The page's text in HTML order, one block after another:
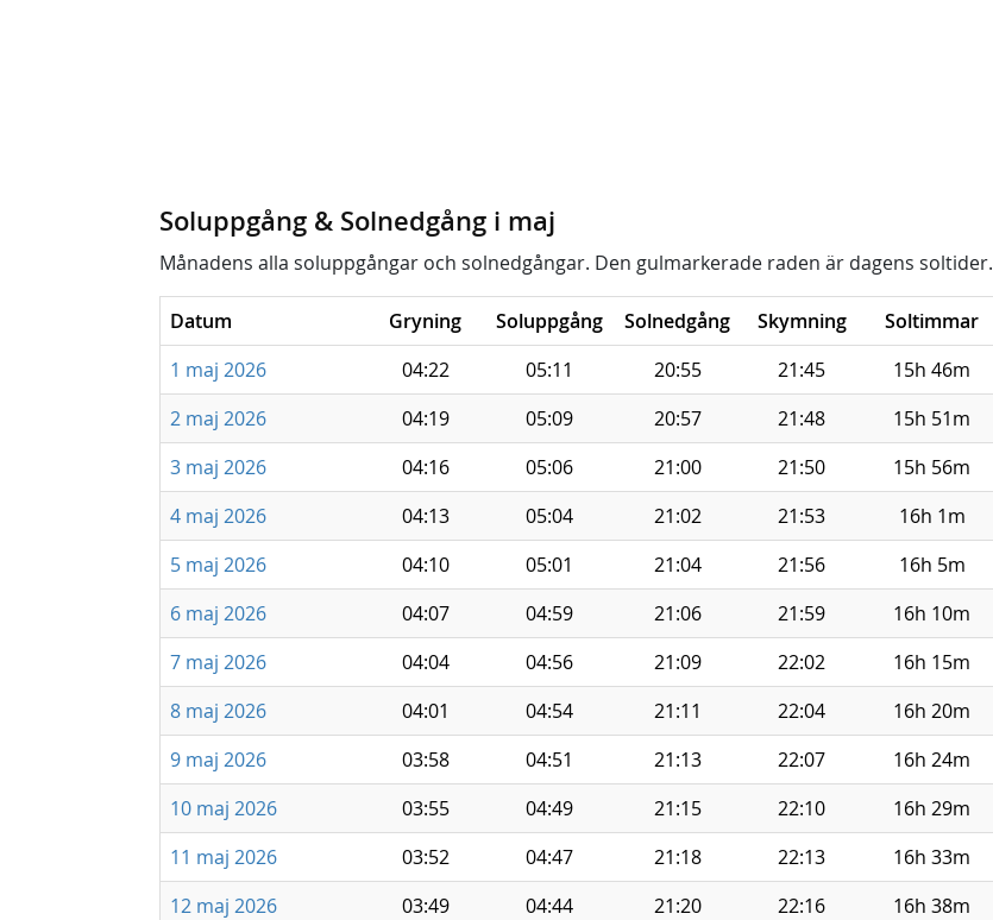
Soluppgång & Solnedgång i maj
Månadens alla soluppgångar och solnedgångar. Den gulmarkerade raden är dagens soltider.
Datum Gryning Soluppgång Solnedgång Skymning
Soltimmar
1 maj 2026
04:22 05:11 20:55 21:45
15h 46m
2 maj 2026
04:19 05:09 20:57 21:48
15h 51m
3 maj 2026
04:16 05:06 21:00 21:50
15h 56m
4 maj 2026
04:13 05:04 21:02 21:53
16h 1m
5 maj 2026
04:10 05:01 21:04 21:56
16h 5m
6 maj 2026
04:07 04:59 21:06 21:59
16h 10m
7 maj 2026
04:04 04:56 21:09 22:02
16h 15m
8 maj 2026
04:01 04:54 21:11 22:04
16h 20m
9 maj 2026
03:58 04:51 21:13 22:07
16h 24m
10 maj 2026
03:55 04:49 21:15 22:10
16h 29m
11 maj 2026
03:52 04:47 21:18 22:13
16h 33m
12 maj 2026
03:49 04:44 21:20 22:16
16h 38m